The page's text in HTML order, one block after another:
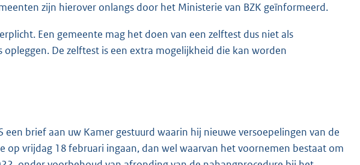
zijn hierover onlangs door het Ministerie van BZK geïnformeerd.
Een gemeente mag het doen van een zelftest dus niet als
De zelftest is een extra mogelijkheid die kan worden
een brief aan uw Kamer gestuurd waarin hij nieuwe versoepelingen van de
op vrijdag 18 februari ingaan, dan wel waarvan het voornemen bestaat om